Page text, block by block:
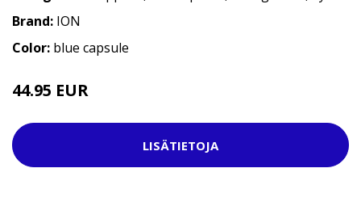
Brand: ION
Color: blue capsule
44.95 EUR
LISÄTIETOJA